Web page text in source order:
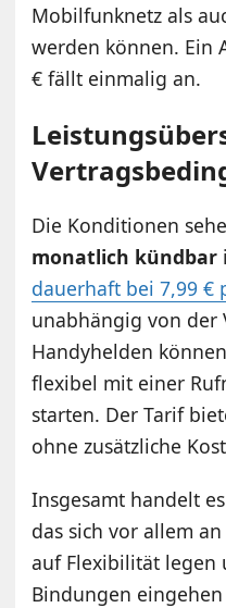
Mobilfunknetz als
werden können. Ein
€ fällt einmalig an.
Die Konditionen
monatlich kündbar
dauerhaft bei 7,99 €
unabhängig von der
Handyhelden
flexibel mit einer
starten. Der Tarif
ohne zusätzliche
Insgesamt handelt
das sich vor allem
auf Flexibilität legen
Bindungen